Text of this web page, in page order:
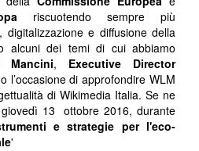
riscuotendo sempre più
digitalizzazione e diffusione della
alcuni dei temi di cui abbiamo
Mancini, Executive Director
l’occasione di approfondire WLM
di Wikimedia Italia. Se ne
13 ottobre 2016, durante
e strategie per l'eco-
'